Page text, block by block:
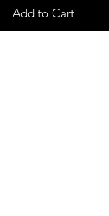
Add to Cart